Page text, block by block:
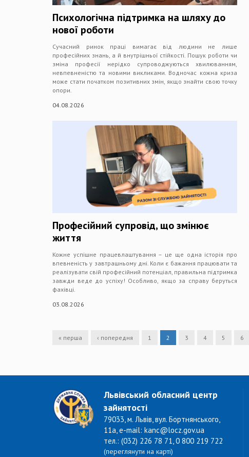
Психологічна підтримка на шляху до
нової роботи
Сучасний ринок праці вимагає від людини не лише
професійних знань, а й внутрішньої стійкості. Пошук роботи чи
зміна професії нерідко супроводжуються хвилюванням,
невпевненістю та новими викликами. Водночас кожна криза
може стати початком позитивних змін, якщо знайти свою точку
опори.
04.08.2026
Професійний супровід, що змінює
життя
Кожне успішне працевлаштування – це ще одна історія про
впевненість у завтрашньому дні. Коли є бажання працювати та
реалізувати свій професійний потенціал, правильна підтримка
завжди веде до успіху! Особливо, якщо за справу беруться
фахівці.
03.08.2026
« перша ‹ попередня 1 2 3 4 5 6
Львівський обласний центр
зайнятості
79033, м. Львів, вул. Бортнянського,
11а, e-mail: kanc@locz.gov.ua
тел.: (032) 226 78 71, 0 800 219 722
(переглянути на карті)